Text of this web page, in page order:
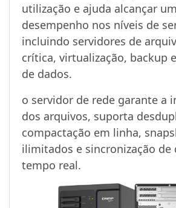
utilização e ajuda alcançar
desempenho nos níveis de
incluindo servidores de
crítica, virtualização, backup
de dados.
o servidor de rede garante a
dos arquivos, suporta
compactação em linha,
ilimitados e sincronização de
tempo real.